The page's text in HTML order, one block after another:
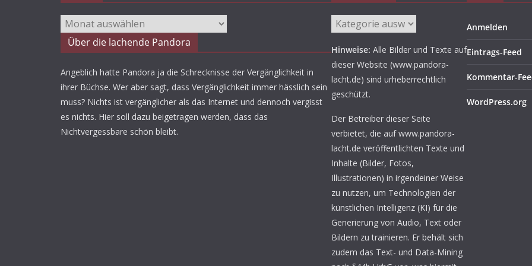
Archiv
Über die lachende Pandora
Angeblich hatte Pandora ja die Schrecknisse der Vergänglichkeit in
ihrer Büchse. Wer aber sagt, dass Vergänglichkeit immer hässlich sein
muss? Nichts ist vergänglicher als das Internet und dennoch vergisst
es nichts. Hier soll dazu beigetragen werden, dass das
Nichtvergessbare schön bleibt.
Aufgetischt
Hinweise: Alle Bilder und Texte auf
dieser Website (www.pandora-
lacht.de) sind urheberrechtlich
geschützt.
Der Betreiber dieser Seite
verbietet, die auf www.pandora-
lacht.de veröffentlichten Texte und
Inhalte (Bilder, Fotos,
Illustrationen) in irgendeiner Weise
zu nutzen, um Technologien der
künstlichen Intelligenz (KI) für die
Generierung von Audio, Text oder
Bildern zu trainieren. Er behält sich
zudem das Text- und Data-Mining
Anmelden
Eintrags-Feed
Kommentar-
WordPress.org